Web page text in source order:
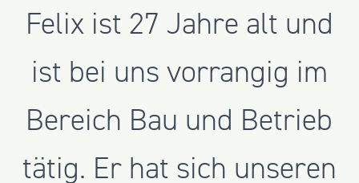
Felix ist 27 Jahre alt und
ist bei uns vorrangig im
Bereich Bau und Betrieb
tätig. Er hat sich unseren